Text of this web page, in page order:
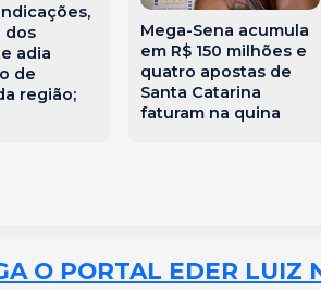
dos
adia
de
região;
Mega-Sena acumula
em R$ 150 milhões e
quatro apostas de
Santa Catarina
faturam na quina
O PORTAL EDER LUIZ